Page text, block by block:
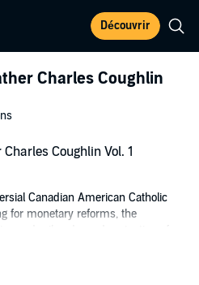
Découvrir
Charles Coughlin
Coughlin Vol. 1
Canadian American Catholic
for monetary reforms, the
and railroads, and protection of